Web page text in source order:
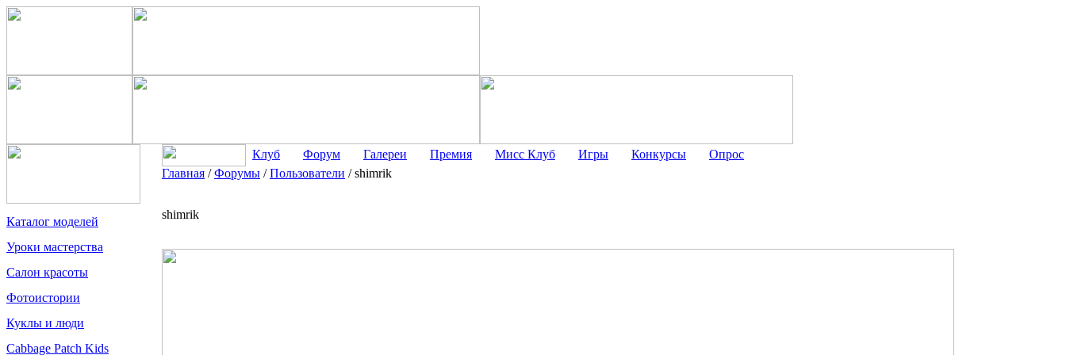
Каталог моделей
Уроки мастерства
Салон красоты
Фотоистории
Куклы и люди
Cabbage Patch Kids
Клуб Форум Галереи Премия Мисс Клуб Игры Конкурсы
Опрос
Главная /Форумы /Пользователи /shimrik
shimrik